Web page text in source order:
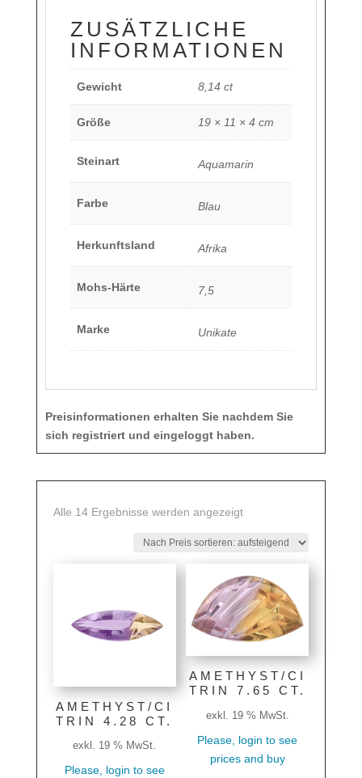
ZUSÄTZLICHE
INFORMATIONEN
Gewicht 8,14 ct
Größe 19 × 11 × 4 cm
Steinart Aquamarin
Farbe Blau
Herkunftsland Afrika
Mohs-Härte 7,5
Marke Unikate
Preisinformationen erhalten Sie nachdem Sie
sich registriert und eingeloggt haben.
Alle 14 Ergebnisse werden angezeigtNach
sortiert:
AMETHYST/CI
TRIN 4.28 CT.
exkl. 19 % MwSt.
Please, login to see
AMETHYST/CI
TRIN 7.65 CT.
exkl. 19 % MwSt.
Please, login to see
prices and buy